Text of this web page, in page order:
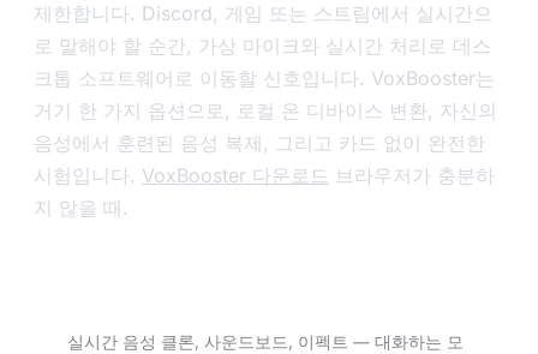
제한합니다. Discord, 게임 또는 스트림에서 실시간으
로 말해야 할 순간, 가상 마이크와 실시간 처리로 데스
크톱 소프트웨어로 이동할 신호입니다. VoxBooster는
거기 한 가지 옵션으로, 로컬 온 디바이스 변환, 자신의
음성에서 훈련된 음성 복제, 그리고 카드 없이 완전한
시험입니다. VoxBooster 다운로드 브라우저가 충분하
지 않을 때.
실시간 음성 클론, 사운드보드, 이펙트 — 대화하는 모